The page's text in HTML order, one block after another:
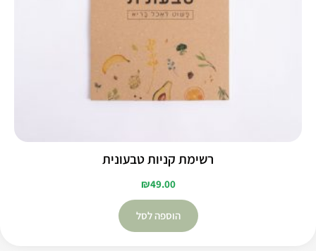
רשימת קניות טבעונית
₪49.00
הוספה לסל